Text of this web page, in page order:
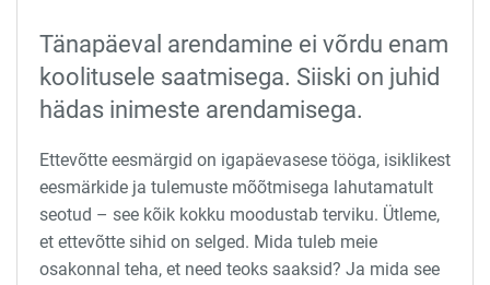
Tänapäeval arendamine ei võrdu enam
koolitusele saatmisega. Siiski on juhid
hädas inimeste arendamisega.
Ettevõtte eesmärgid on igapäevasese tööga, isiklikest
eesmärkide ja tulemuste mõõtmisega lahutamatult
seotud – see kõik kokku moodustab terviku. Ütleme,
et ettevõtte sihid on selged. Mida tuleb meie
osakonnal teha, et need teoks saaksid? Ja mida see